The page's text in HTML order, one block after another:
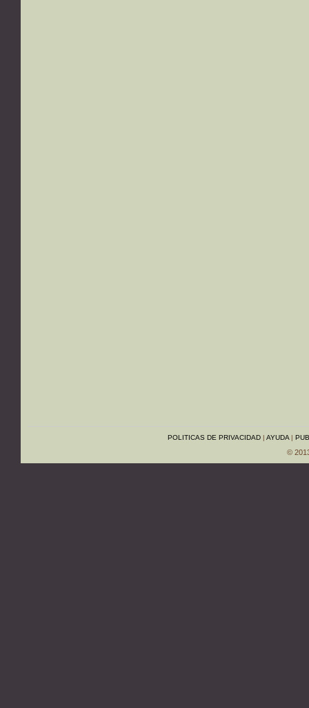
POLITICAS DE PRIVACIDAD| AYUDA|
©